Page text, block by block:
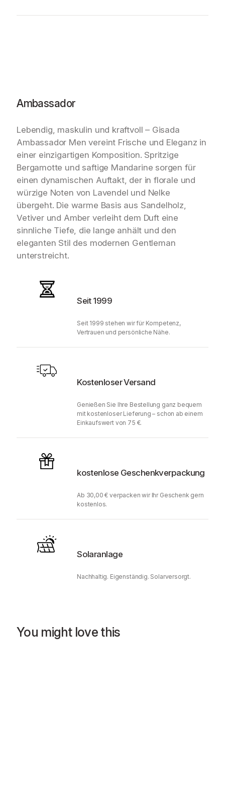
Ambassador
Lebendig, maskulin und kraftvoll – Gisada
Ambassador Men vereint Frische und Eleganz in
einer einzigartigen Komposition. Spritzige
Bergamotte und saftige Mandarine sorgen für
einen dynamischen Auftakt, der in florale und
würzige Noten von Lavendel und Nelke
übergeht. Die warme Basis aus Sandelholz,
Vetiver und Amber verleiht dem Duft eine
sinnliche Tiefe, die lange anhält und den
eleganten Stil des modernen Gentleman
unterstreicht.
Seit 1999
Seit 1999 stehen wir für Kompetenz,
Vertrauen und persönliche Nähe.
Kostenloser Versand
Genießen Sie Ihre Bestellung ganz bequem
mit kostenloser Lieferung – schon ab einem
Einkaufswert von 75 €.
kostenlose Geschenkverpackung
Ab 30,00 € verpacken wir Ihr Geschenk gern
kostenlos.
Solaranlage
Nachhaltig. Eigenständig. Solarversorgt.
You might love this